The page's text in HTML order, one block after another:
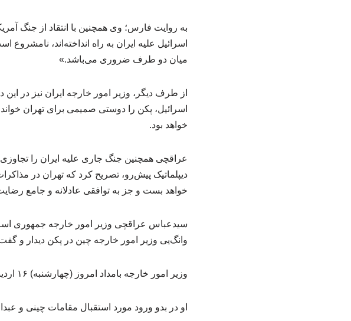
به روایت فارس؛ وی همچنین با انتقاد از جنگ
اسرائیل علیه ایران به راه انداخته‌اند،
میان دو طرف ضروری می‌باشد.»
از طرف دیگر، وزیر امور خارجه ایران نیز در
اسرائیل، پکن را دوستی صمیمی برای تهران
خواهد بود.
عراقچی همچنین جنگ جاری علیه ایران را
دیپلماتیک پیش‌رو، تصریح کرد که تهران در
خواهد بست و جز به توافقی عادلانه و جامع
وانگ‌یی وزیر امور خارجه چین در پکن دیدار و
وزیر امور خارجه بامداد امروز (چهارشنبه) ۱۶ اردیبهشت‌ماه و در رأس یک هیأت دیپلماتیک وارد پکن شد.
او در بدو ورود مورد استقبال مقامات چینی و